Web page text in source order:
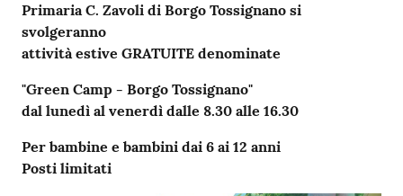
Primaria C. Zavoli di Borgo Tossignano si
svolgeranno
attività estive GRATUITE denominate
"Green Camp - Borgo Tossignano"
dal lunedì al venerdì dalle 8.30 alle 16.30
Per bambine e bambini dai 6 ai 12 anni
Posti limitati